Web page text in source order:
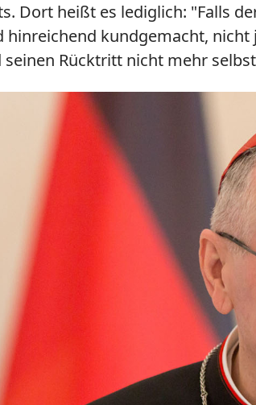
Dort heißt es lediglich: "Falls
kundgemacht,
Rücktritt nicht mehr